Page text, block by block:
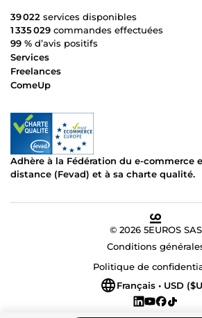
39 022 services disponibles
1 335 029 commandes effectuées
99 % d’avis positifs
Services
Freelances
ComeUp
Adhère à la Fédération du e-commerce
distance (Fevad) et à sa charte qualité.
© 2026 5EUROS SAS
Conditions
Politique de
Français • USD